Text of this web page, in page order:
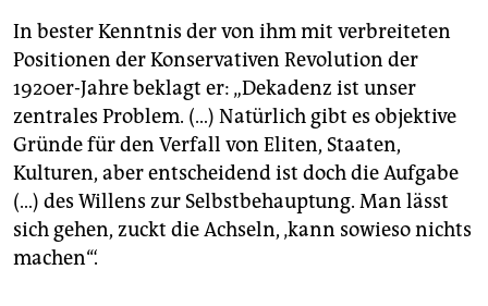
In bester Kenntnis der von ihm mit verbreiteten
Positionen der Konservativen Revolution der
1920er-Jahre beklagt er: „Dekadenz ist unser
zentrales Problem. (…) Natürlich gibt es objektive
Gründe für den Verfall von Eliten, Staaten,
Kulturen, aber entscheidend ist doch die Aufgabe
(…) des Willens zur Selbstbehauptung. Man lässt
sich gehen, zuckt die Achseln, ‚kann sowieso nichts
machen‘“.